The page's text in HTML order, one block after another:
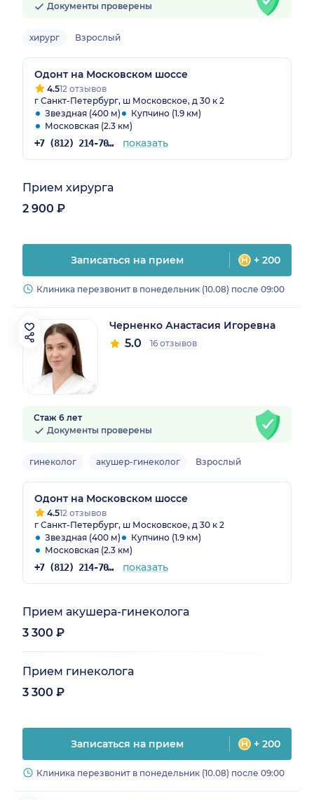
Документы проверены
хирург Взрослый
Одонт на Московском шоссе
4.512 отзывов
г Санкт-Петербург, ш Московское, д 30 к 2
Звездная (400 м)
Купчино (1.9 км)
Московская (2.3 км)
+7 (812) 214-70-82 показать
Прием хирурга
2 900 ₽
Записаться на прием + 200
Клиника перезвонит в понедельник (10.08) после 09:00
Черненко Анастасия Игоревна
5.0 16 отзывов
Стаж 6 лет
Документы проверены
гинеколог акушер-гинеколог Взрослый
Одонт на Московском шоссе
4.512 отзывов
г Санкт-Петербург, ш Московское, д 30 к 2
Звездная (400 м)
Купчино (1.9 км)
Московская (2.3 км)
+7 (812) 214-70-82 показать
Прием акушера-гинеколога
3 300 ₽
Прием гинеколога
3 300 ₽
Записаться на прием + 200
Клиника перезвонит в понедельник (10.08) после 09:00